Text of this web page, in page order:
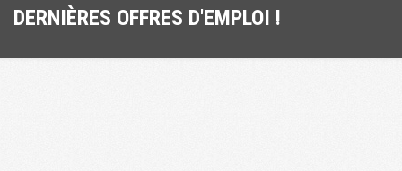
DERNIÈRES OFFRES D'EMPLOI !